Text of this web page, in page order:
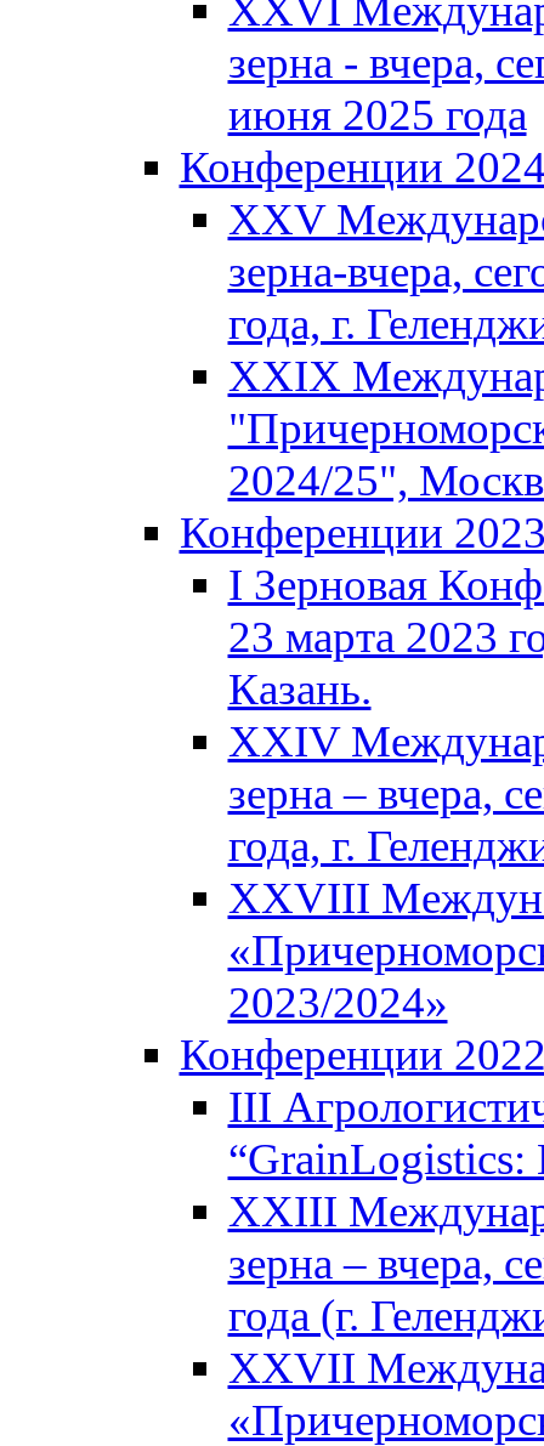
XXVI
зерна - вчера,
июня 2025 года
Конференции
XXV
зерна-вчера,
года, г.
XXIX
2024/25",
Конференции
I Зерновая
23 марта 2023
Казань.
XXIV
зерна – вчера,
года, г.
XXVIII
2023/2024»
Конференции
III
“GrainLogistics:
XXIII
зерна – вчера,
года (г.
XXVII